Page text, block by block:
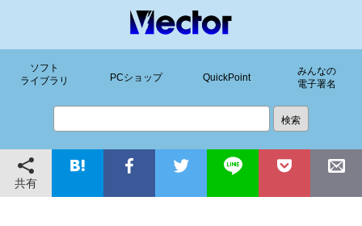
ソフト
ライブラリ
PCショップ QuickPoint
みんなの
電子署名
共有